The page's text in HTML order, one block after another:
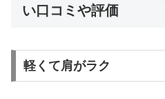
い口コミや評価
軽くて肩がラク